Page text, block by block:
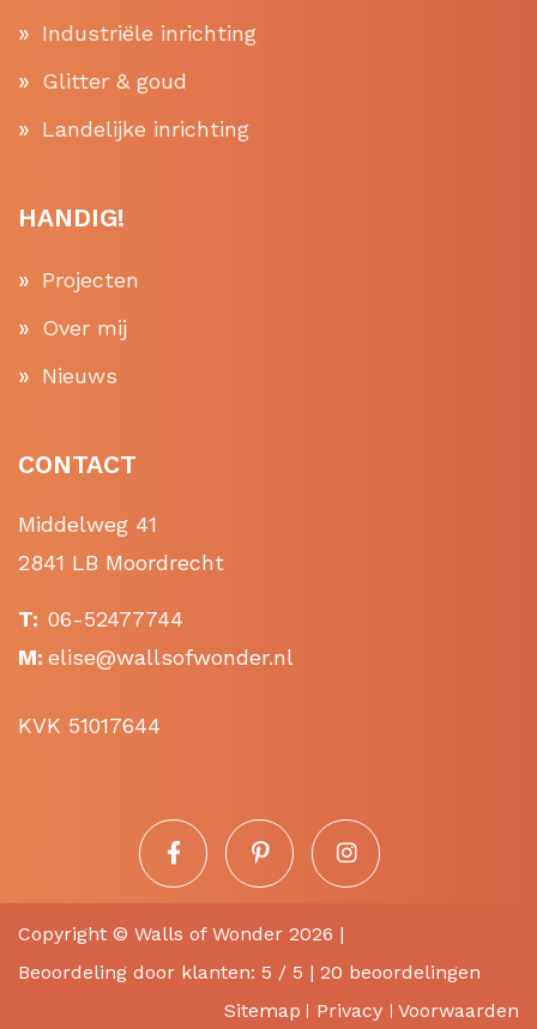
Industriële inrichting
Glitter & goud
Landelijke inrichting
HANDIG!
Projecten
Over mij
Nieuws
CONTACT
Middelweg 41
2841 LB Moordrecht
T: 06-52477744
M: elise@wallsofwonder.nl
KVK 51017644
Copyright © Walls of Wonder 2026 |
Beoordeling door klanten: 5 / 5 | 20 beoordelingen
Sitemap
Privacy Voorwaarden